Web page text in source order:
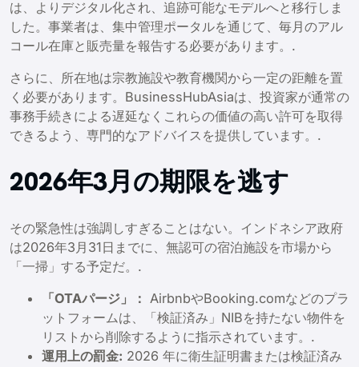
は、よりデジタル化され、追跡可能なモデルへと移行しま
した。事業者は、集中管理ポータルを通じて、毎月のアル
コール在庫と販売量を報告する必要があります。.
さらに、所在地は宗教施設や教育機関から一定の距離を置
く必要があります。BusinessHubAsiaは、投資家が通常の
事務手続きによる遅延なくこれらの価値の高い許可を取得
できるよう、専門的なアドバイスを提供しています。.
2026年3月の期限を逃す
その緊急性は強調しすぎることはない。インドネシア政府
は2026年3月31日までに、無認可の宿泊施設を市場から
「一掃」する予定だ。.
「OTAパージ」： AirbnbやBooking.comなどのプラ
ットフォームは、「検証済み」NIBを持たない物件を
リストから削除するように指示されています。.
運用上の罰金: 2026 年に衛生証明書または検証済み